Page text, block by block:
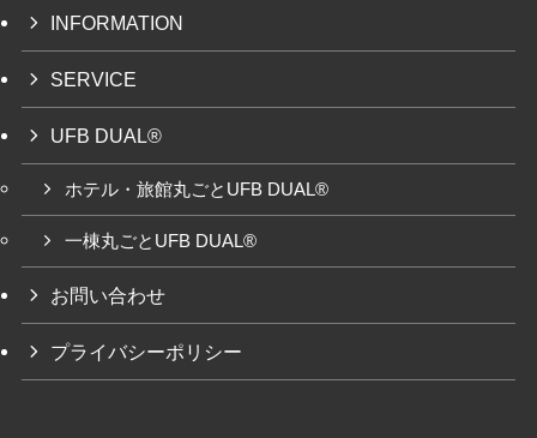
INFORMATION
SERVICE
UFB DUAL®
ホテル・旅館丸ごとUFB DUAL®
一棟丸ごとUFB DUAL®
お問い合わせ
プライバシーポリシー